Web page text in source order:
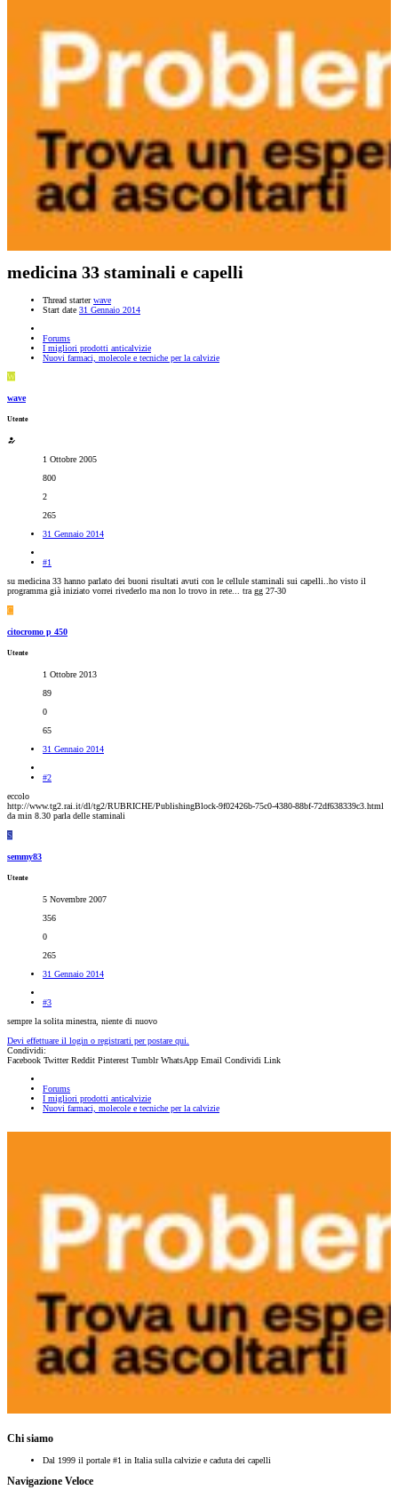
medicina 33 staminali e capelli
Thread starter wave
Start date 31 Gennaio 2014
Forums
I migliori prodotti anticalvizie
Nuovi farmaci, molecole e tecniche per la calvizie
W
wave
Utente
1 Ottobre 2005
800
2
265
31 Gennaio 2014
#1
su medicina 33 hanno parlato dei buoni risultati avuti con le cellule staminali sui capelli..ho visto il
programma già iniziato vorrei rivederlo ma non lo trovo in rete... tra gg 27-30
C
citocromo p 450
Utente
1 Ottobre 2013
89
0
65
31 Gennaio 2014
#2
eccolo
http://www.tg2.rai.it/dl/tg2/RUBRICHE/PublishingBlock-9f02426b-75c0-4380-88bf-72df638339c3.html
da min 8.30 parla delle staminali
S
semmy83
Utente
5 Novembre 2007
356
0
265
31 Gennaio 2014
#3
sempre la solita minestra, niente di nuovo
Devi effettuare il login o registrarti per postare qui.
Condividi:
Facebook Twitter Reddit Pinterest Tumblr WhatsApp Email Condividi Link
Forums
I migliori prodotti anticalvizie
Nuovi farmaci, molecole e tecniche per la calvizie
Chi siamo
Dal 1999 il portale #1 in Italia sulla calvizie e caduta dei capelli
Navigazione Veloce